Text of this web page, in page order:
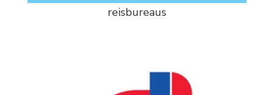
reisbureaus